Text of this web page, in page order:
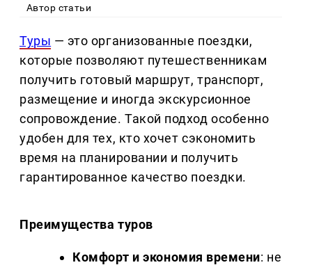
Автор статьи
Туры — это организованные поездки,
которые позволяют путешественникам
получить готовый маршрут, транспорт,
размещение и иногда экскурсионное
сопровождение. Такой подход особенно
удобен для тех, кто хочет сэкономить
время на планировании и получить
гарантированное качество поездки.
Преимущества туров
Комфорт и экономия времени: не